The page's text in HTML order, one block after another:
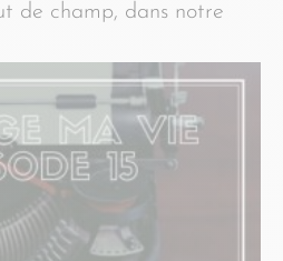
de champ, dans notre